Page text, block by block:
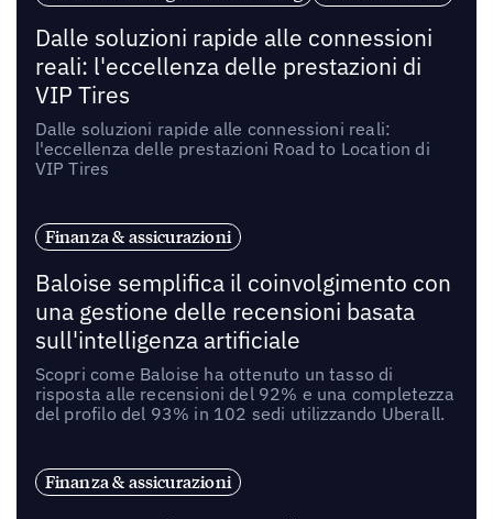
Dalle soluzioni rapide alle connessioni
reali: l'eccellenza delle prestazioni di
VIP Tires
Dalle soluzioni rapide alle connessioni reali:
l'eccellenza delle prestazioni Road to Location di
VIP Tires
Finanza & assicurazioni
Baloise semplifica il coinvolgimento con
una gestione delle recensioni basata
sull'intelligenza artificiale
Scopri come Baloise ha ottenuto un tasso di
risposta alle recensioni del 92% e una completezza
del profilo del 93% in 102 sedi utilizzando Uberall.
Finanza & assicurazioni